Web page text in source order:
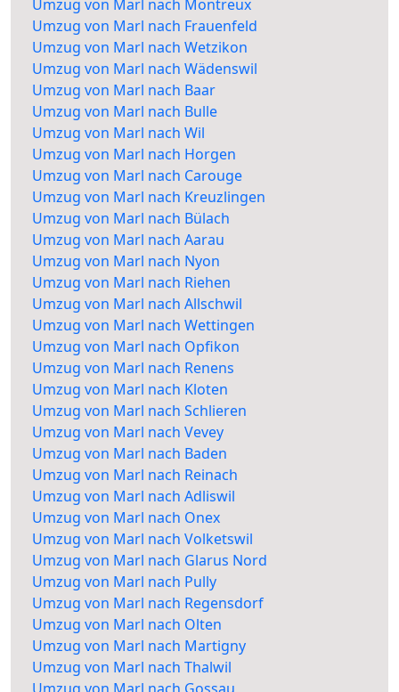
Umzug von Marl nach Montreux
Umzug von Marl nach Frauenfeld
Umzug von Marl nach Wetzikon
Umzug von Marl nach Wädenswil
Umzug von Marl nach Baar
Umzug von Marl nach Bulle
Umzug von Marl nach Wil
Umzug von Marl nach Horgen
Umzug von Marl nach Carouge
Umzug von Marl nach Kreuzlingen
Umzug von Marl nach Bülach
Umzug von Marl nach Aarau
Umzug von Marl nach Nyon
Umzug von Marl nach Riehen
Umzug von Marl nach Allschwil
Umzug von Marl nach Wettingen
Umzug von Marl nach Opfikon
Umzug von Marl nach Renens
Umzug von Marl nach Kloten
Umzug von Marl nach Schlieren
Umzug von Marl nach Vevey
Umzug von Marl nach Baden
Umzug von Marl nach Reinach
Umzug von Marl nach Adliswil
Umzug von Marl nach Onex
Umzug von Marl nach Volketswil
Umzug von Marl nach Glarus Nord
Umzug von Marl nach Pully
Umzug von Marl nach Regensdorf
Umzug von Marl nach Olten
Umzug von Marl nach Martigny
Umzug von Marl nach Thalwil